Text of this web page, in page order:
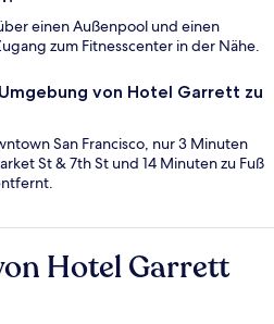
einen Außenpool und einen
zum Fitnesscenter in der Nähe.
von Hotel Garrett zu
San Francisco, nur 3 Minuten
St & 7th St und 14 Minuten zu Fuß
Hotel Garrett